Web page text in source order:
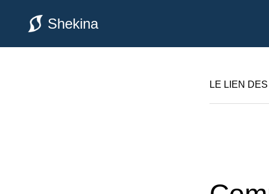
Shekina
LE LIEN